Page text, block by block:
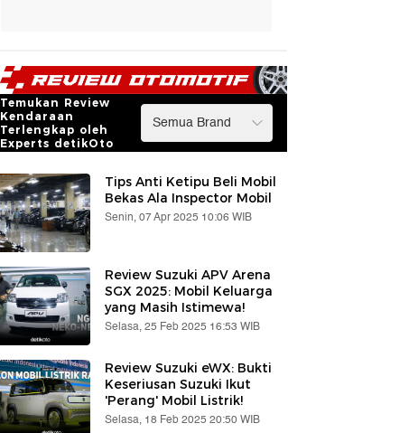
Temukan Review
Kendaraan
Terlengkap oleh
Experts detikOto
Tips Anti Ketipu Beli Mobil
Bekas Ala Inspector Mobil
Senin, 07 Apr 2025 10:06 WIB
Review Suzuki APV Arena
SGX 2025: Mobil Keluarga
yang Masih Istimewa!
Selasa, 25 Feb 2025 16:53 WIB
Review Suzuki eWX: Bukti
Keseriusan Suzuki Ikut
'Perang' Mobil Listrik!
Selasa, 18 Feb 2025 20:50 WIB